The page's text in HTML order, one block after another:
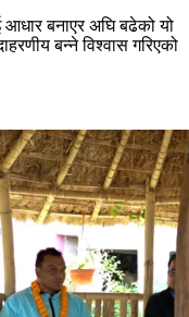
बनाएर अघि बढेको यो
बन्ने विश्वास गरिएको